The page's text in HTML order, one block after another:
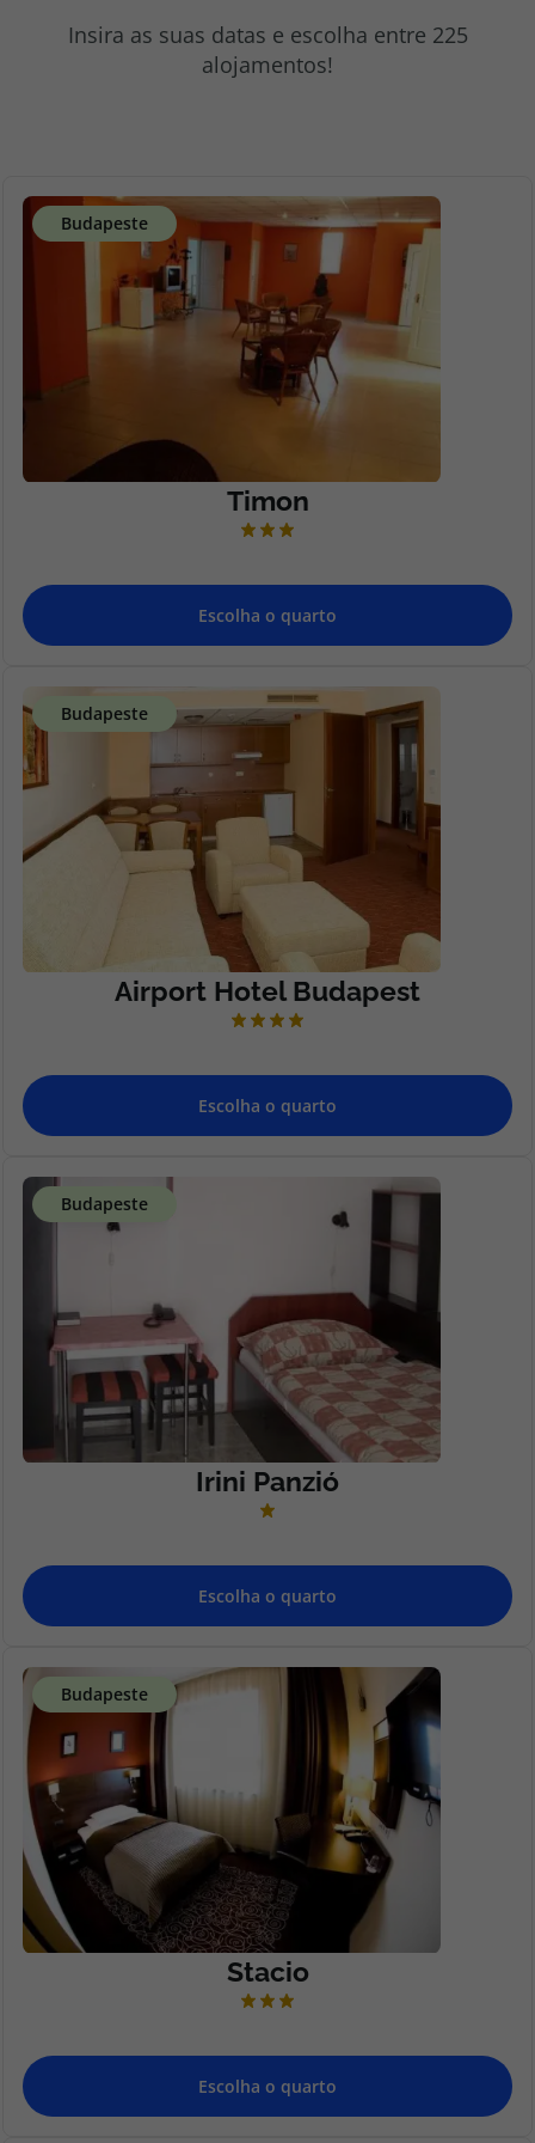
Insira as suas datas e escolha entre 225
alojamentos!